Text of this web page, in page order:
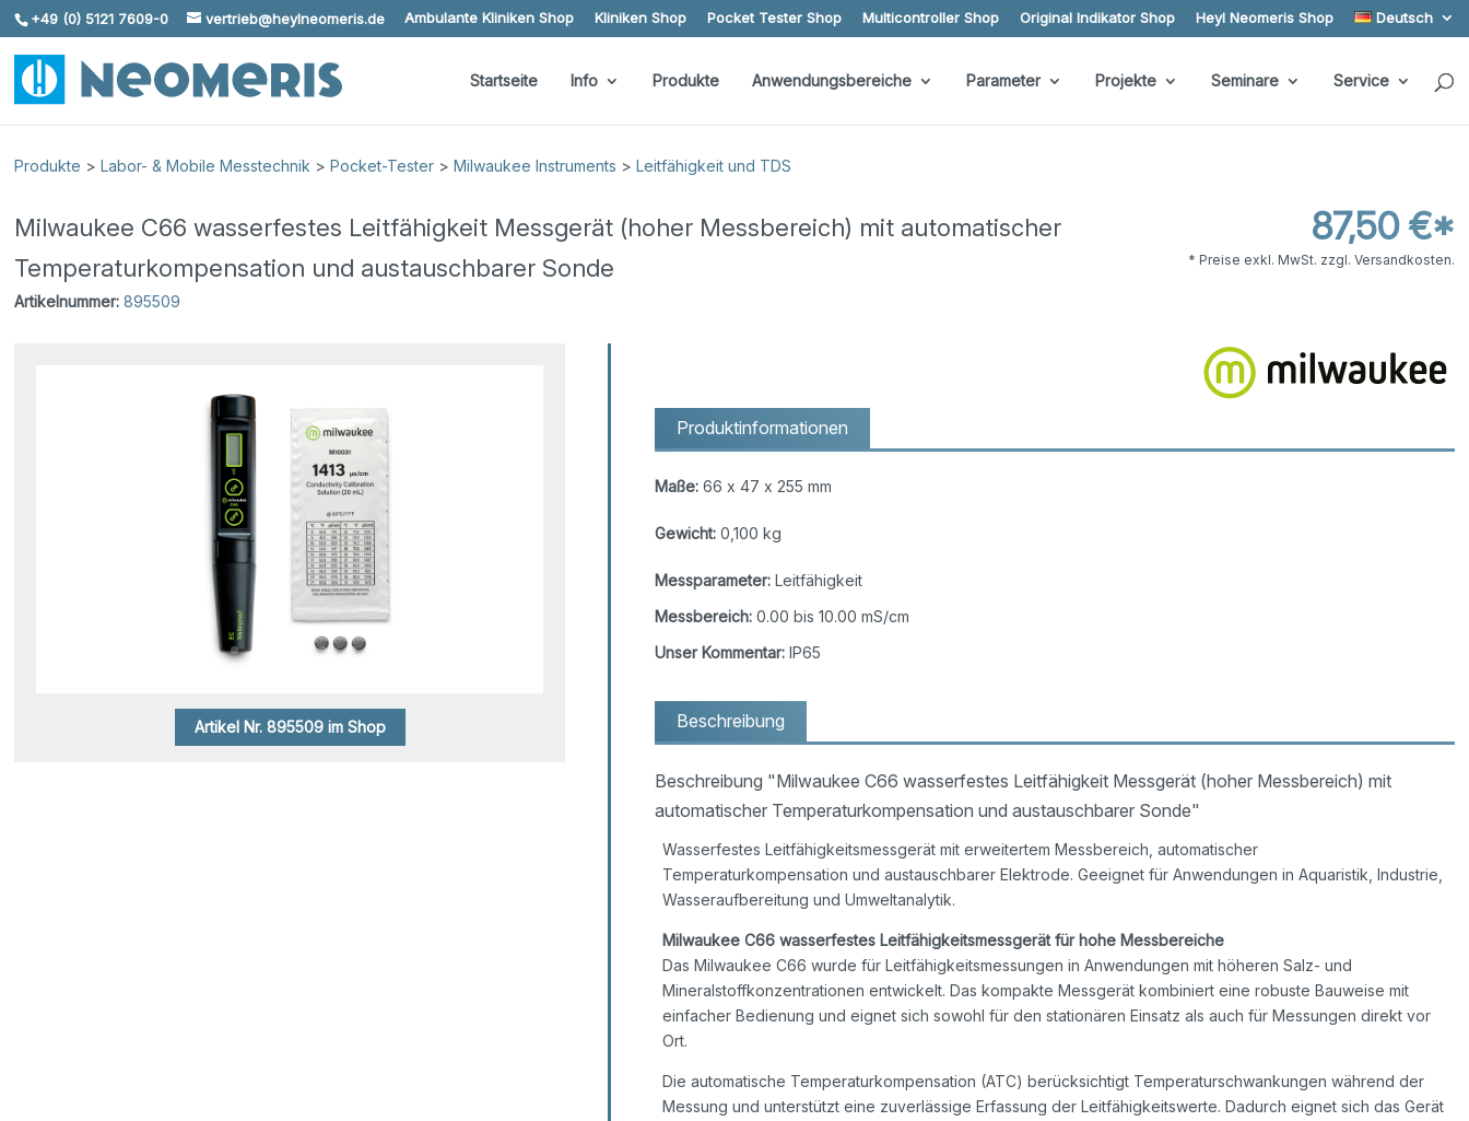
Skip To Content
+49 (0) 5121 7609-0 vertrieb@heylneomeris.de Ambulante Kliniken Shop Kliniken Shop Pocket Tester Shop Multicontroller Shop Original Indikator Shop Heyl Neomeris Shop Deutsch
Startseite Info Produkte Anwendungsbereiche Parameter Projekte Seminare Service
Produkte >Labor- & Mobile Messtechnik >Pocket-Tester >Milwaukee Instruments >Leitfähigkeit und TDS
Milwaukee C66 wasserfestes Leitfähigkeit Messgerät (hoher Messbereich) mit automatischer
Temperaturkompensation und austauschbarer Sonde
Artikelnummer: 895509
87,50 €*
* Preise exkl. MwSt. zzgl. Versandkosten.
Artikel Nr. 895509 im Shop
Produktinformationen
Maße:66 x 47 x 255 mm
Gewicht:0,100 kg
Messparameter:Leitfähigkeit
Messbereich:0.00 bis 10.00 mS/cm
Unser Kommentar:IP65
Beschreibung
Beschreibung "Milwaukee C66 wasserfestes Leitfähigkeit Messgerät (hoher Messbereich) mit
automatischer Temperaturkompensation und austauschbarer Sonde"
Wasserfestes Leitfähigkeitsmessgerät mit erweitertem Messbereich, automatischer
Temperaturkompensation und austauschbarer Elektrode. Geeignet für Anwendungen in Aquaristik, Industrie,
Wasseraufbereitung und Umweltanalytik.
Milwaukee C66 wasserfestes Leitfähigkeitsmessgerät für hohe Messbereiche
Das Milwaukee C66 wurde für Leitfähigkeitsmessungen in Anwendungen mit höheren Salz- und
Mineralstoffkonzentrationen entwickelt. Das kompakte Messgerät kombiniert eine robuste Bauweise mit
einfacher Bedienung und eignet sich sowohl für den stationären Einsatz als auch für Messungen direkt vor
Ort.
Die automatische Temperaturkompensation (ATC) berücksichtigt Temperaturschwankungen während der
Messung und unterstützt eine zuverlässige Erfassung der Leitfähigkeitswerte. Dadurch eignet sich das Gerät